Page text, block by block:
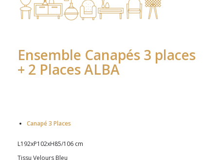
Ensemble Canapés 3 places
+ 2 Places ALBA
Canapé 3 Places
L192xP102xH85/106 cm
Tissu Velours Bleu